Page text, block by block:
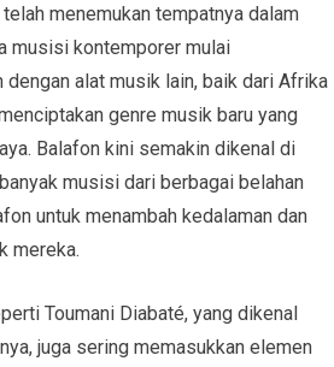
menemukan tempatnya dalam
musisi kontemporer mulai
dengan alat musik lain, baik dari Afrika
genre musik baru yang
Balafon kini semakin dikenal di
musisi dari berbagai belahan
untuk menambah kedalaman dan
mereka.
Toumani Diabaté, yang dikenal
juga sering memasukkan elemen